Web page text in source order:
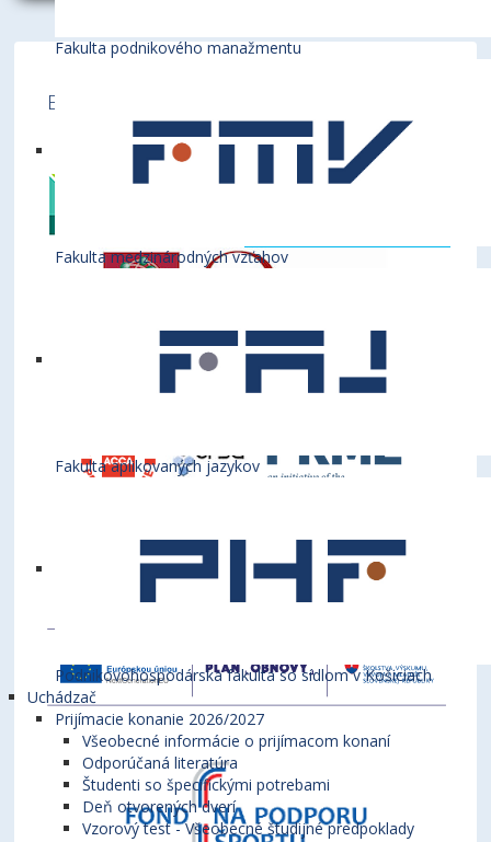
Fakulta podnikového manažmentu
Fakulta medzinárodných vzťahov
Fakulta aplikovaných jazykov
Podnikovohospodárska fakulta so sídlom v Košiciach
Uchádzač
Prijímacie konanie 2026/2027
Všeobecné informácie o prijímacom konaní
Odporúčaná literatúra
Študenti so špecifickými potrebami
Deň otvorených dverí
Vzorový test - Všeobecné študijné predpoklady
Ekonomická univerzita v Bratislave je členom
týchto medzinárodných inštitúcií